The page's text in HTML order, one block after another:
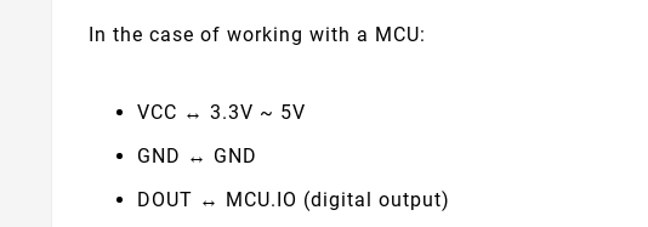
In the case of working with a MCU:
VCC ↔ 3.3V ~ 5V
GND ↔ GND
DOUT ↔ MCU.IO (digital output)